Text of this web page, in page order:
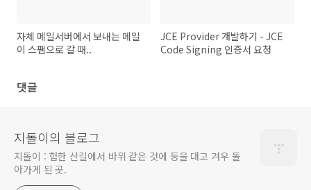
자체 메일서버에서 보내는 메일
이 스팸으로 갈 때..
JCE Provider 개발하기 - JCE
Code Signing 인증서 요청
댓글
지돌이의 블로그
지돌이 : 험한 산길에서 바위 같은 것에 등을 대고 겨우 돌
아가게 된 곳.